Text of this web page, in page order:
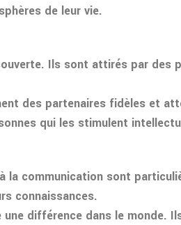
de leur vie.
Ils sont attirés par des
des partenaires fidèles et
qui les stimulent
la communication sont
connaissances.
différence dans le monde.